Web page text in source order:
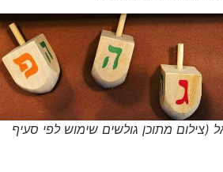
מתוכן גולשים שימוש לפי סעיף